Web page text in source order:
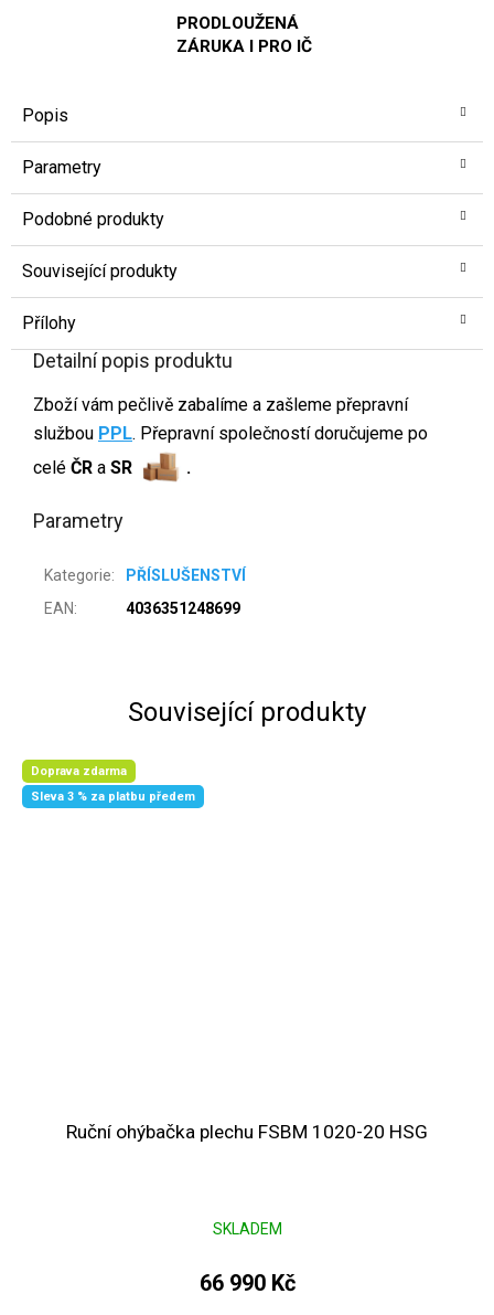
PRODLOUŽENÁ
ZÁRUKA I PRO IČ
Popis
Parametry
Podobné produkty
Související produkty
Přílohy
Detailní popis produktu
Zboží vám pečlivě zabalíme a zašleme přepravní
službou PPL. Přepravní společností doručujeme po
celé ČR a SR .
Parametry
Kategorie:
PŘÍSLUŠENSTVÍ
EAN: 4036351248699
Související produkty
Doprava zdarma
Sleva 3 % za platbu předem
Ruční ohýbačka plechu FSBM 1020-20 HSG
SKLADEM
66 990 Kč